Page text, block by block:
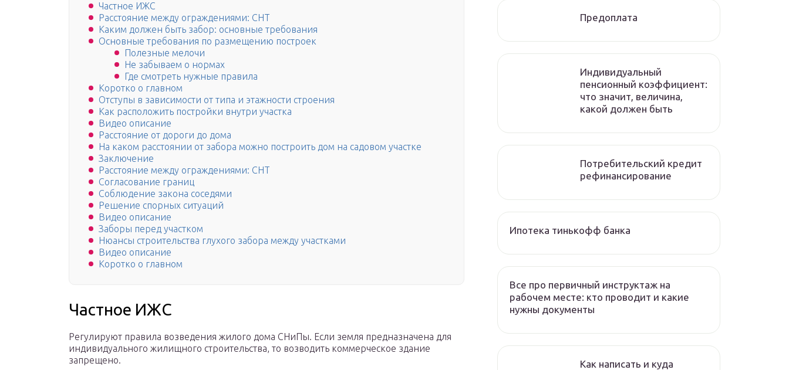
Частное ИЖС
Расстояние между ограждениями: СНТ
Каким должен быть забор: основные требования
Основные требования по размещению построек
Полезные мелочи
Не забываем о нормах
Где смотреть нужные правила
Коротко о главном
Отступы в зависимости от типа и этажности строения
Как расположить постройки внутри участка
Видео описание
Расстояние от дороги до дома
На каком расстоянии от забора можно построить дом на садовом участке
Заключение
Расстояние между ограждениями: СНТ
Согласование границ
Соблюдение закона соседями
Решение спорных ситуаций
Видео описание
Заборы перед участком
Нюансы строительства глухого забора между участками
Видео описание
Коротко о главном
Частное ИЖС
Регулируют правила возведения жилого дома СНиПы. Если земля предназначена для
индивидуального жилищного строительства, то возводить коммерческое здание
запрещено.
Предоплата
Индивидуальный
пенсионный коэффициент:
что значит, величина,
какой должен быть
Потребительский кредит
рефинансирование
Ипотека тинькофф банка
Все про первичный инструктаж на
рабочем месте: кто проводит и какие
нужны документы
Как написать и куда